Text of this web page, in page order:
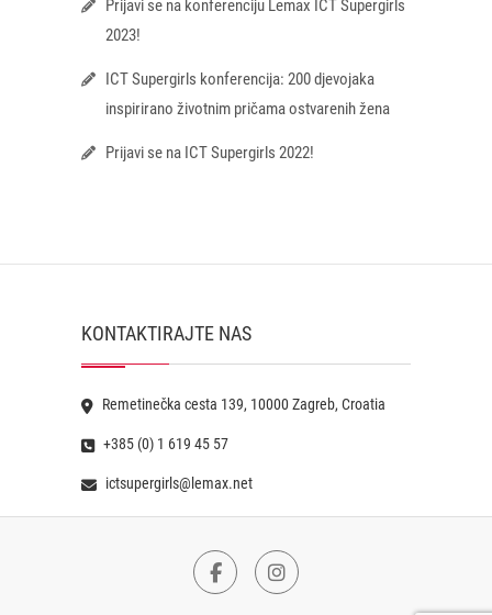
Prijavi se na konferenciju Lemax ICT Supergirls
2023!
ICT Supergirls konferencija: 200 djevojaka
inspirirano životnim pričama ostvarenih žena
Prijavi se na ICT Supergirls 2022!
KONTAKTIRAJTE NAS
Remetinečka cesta 139, 10000 Zagreb, Croatia
+385 (0) 1 619 45 57
ictsupergirls@lemax.net
FacebookInstagram